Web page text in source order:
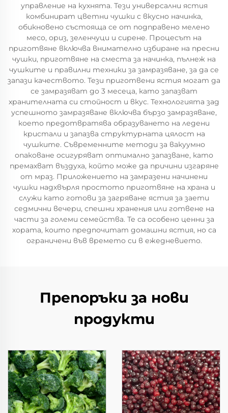
управление на кухнята. Тези универсални ястия
комбинират цветни чушки с вкусно начинка,
обикновено състояща се от подправено мелено
месо, ориз, зеленчуци и сирене. Процесът на
приготвяне включва внимателно избиране на пресни
чушки, приготвяне на сместа за начинка, пълнеж на
чушките и правилни техники за замразяване, за да се
запази качеството. Тези приготвени ястия могат да
се замразяват до 3 месеца, като запазват
хранителната си стойност и вкус. Технологията зад
успешното замразяване включва бързо замразяване,
което предотвратява образуването на ледени
кристали и запазва структурната цялост на
чушките. Съвременните методи за вакуумно
опаковане осигуряват оптимално запазване, като
премахват въздуха, който може да причини изгаряне
от мраз. Приложението на замразени начинени
чушки надхвърля простото приготвяне на храна и
служи като готови за загряване ястия за заети
седмични вечери, спешни хранения или готвене на
части за големи семейства. Те са особено ценни за
хората, които предпочитат домашни ястия, но са
ограничени във времето си в ежедневието.
Препоръки за нови
продукти